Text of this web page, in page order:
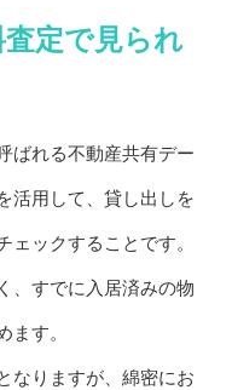
定で見られ
ばれる不動産共有デー
活用して、貸し出しを
ェックすることです。
、すでに入居済みの物
ます。
なりますが、綿密にお